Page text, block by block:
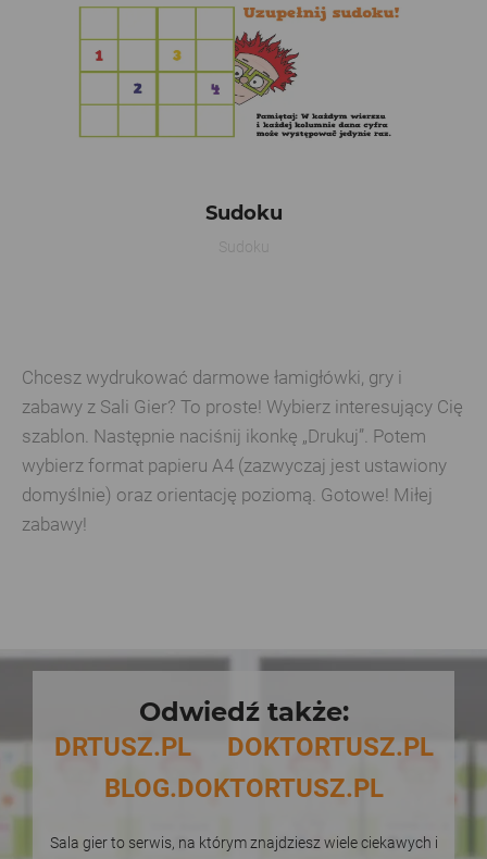
Sudoku
Sudoku
Chcesz wydrukować darmowe łamigłówki, gry i
zabawy z Sali Gier? To proste! Wybierz interesujący Cię
szablon. Następnie naciśnij ikonkę „Drukuj”. Potem
wybierz format papieru A4 (zazwyczaj jest ustawiony
domyślnie) oraz orientację poziomą. Gotowe! Miłej
zabawy!
Odwiedź także:
DRTUSZ.PL
DOKTORTUSZ.PL
BLOG.DOKTORTUSZ.PL
Sala gier to serwis, na którym znajdziesz wiele ciekawych i